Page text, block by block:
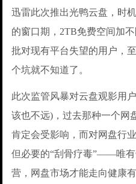
迅雷此次推出光鸭云盘，时
的窗口期，2TB免费空间加
批对现有平台失望的用户，
个坑就不知道了。
此次监管风暴对云盘观影用
该也不远)，过去那种一个网
肯定会受影响，而对网盘行
但必要的“刮骨疗毒”——唯
营，网盘市场才能走向健康